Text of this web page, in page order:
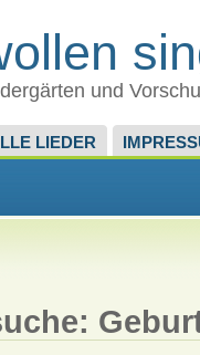
und
LIEDER